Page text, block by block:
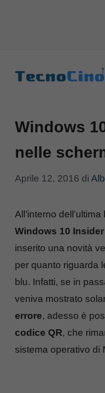
Windows
nelle
Aprile 12, 2016 di
All’interno dell’ultima
Windows 10
inserito una novità
per quanto riguarda
blu. Infatti, se in
veniva mostrato
errore, adesso è
codice QR, che
sistema operativo di